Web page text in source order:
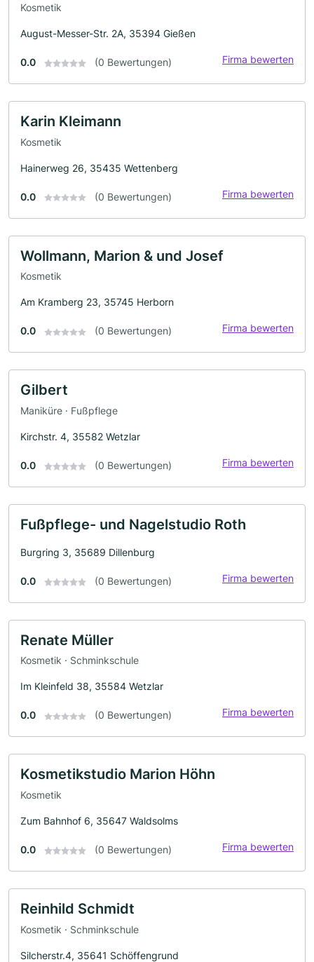
Kosmetik
August-Messer-Str. 2A, 35394 Gießen
0.0 (0 Bewertungen) Firma bewerten
Karin Kleimann
Kosmetik
Hainerweg 26, 35435 Wettenberg
0.0 (0 Bewertungen) Firma bewerten
Wollmann, Marion & und Josef
Kosmetik
Am Kramberg 23, 35745 Herborn
0.0 (0 Bewertungen) Firma bewerten
Gilbert
Maniküre · Fußpflege
Kirchstr. 4, 35582 Wetzlar
0.0 (0 Bewertungen) Firma bewerten
Fußpflege- und Nagelstudio Roth
Burgring 3, 35689 Dillenburg
0.0 (0 Bewertungen) Firma bewerten
Renate Müller
Kosmetik · Schminkschule
Im Kleinfeld 38, 35584 Wetzlar
0.0 (0 Bewertungen) Firma bewerten
Kosmetikstudio Marion Höhn
Kosmetik
Zum Bahnhof 6, 35647 Waldsolms
0.0 (0 Bewertungen) Firma bewerten
Reinhild Schmidt
Kosmetik · Schminkschule
Silcherstr.4, 35641 Schöffengrund